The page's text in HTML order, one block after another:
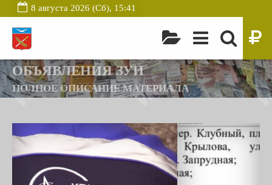
8 августа 2026 (Сб), 15:41
ОБЪЯВЛЕНИЯ ЗУИ
ПОЛНОЕ ОПИСАНИЕ МАТЕРИАЛА